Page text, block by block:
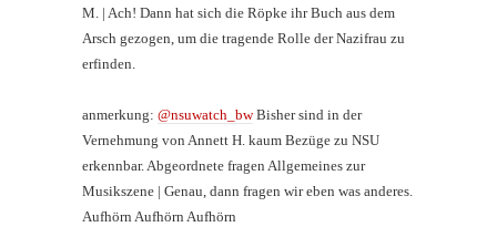
M. | Ach! Dann hat sich die Röpke ihr Buch aus dem
Arsch gezogen, um die tragende Rolle der Nazifrau zu
erfinden.
anmerkung: @nsuwatch_bwBisher sind in der
Vernehmung von Annett H. kaum Bezüge zu NSU
erkennbar. Abgeordnete fragen Allgemeines zur
Musikszene | Genau, dann fragen wir eben was anderes.
Aufhörn Aufhörn Aufhörn